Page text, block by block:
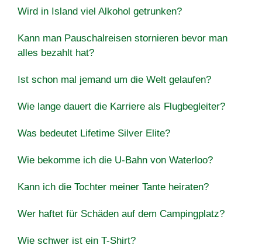
Wird in Island viel Alkohol getrunken?
Kann man Pauschalreisen stornieren bevor man
alles bezahlt hat?
Ist schon mal jemand um die Welt gelaufen?
Wie lange dauert die Karriere als Flugbegleiter?
Was bedeutet Lifetime Silver Elite?
Wie bekomme ich die U-Bahn von Waterloo?
Kann ich die Tochter meiner Tante heiraten?
Wer haftet für Schäden auf dem Campingplatz?
Wie schwer ist ein T-Shirt?